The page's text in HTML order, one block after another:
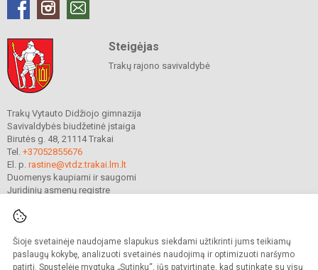
Šioje svetainėje naudojame slapukus siekdami užtikrinti jums teikiamų
paslaugų kokybę, analizuoti svetainės naudojimą ir optimizuoti naršymo
patirtį. Spustelėję mygtuką „Sutinku“, jūs patvirtinate, kad sutinkate su visų
Steigėjas
Trakų rajono savivaldybė
Trakų Vytauto Didžiojo gimnazija
Savivaldybės biudžetinė įstaiga
Birutės g. 48, 21114 Trakai
Tel. +37052855676
El. p. rastine@vtdz.trakai.lm.lt
Duomenys kaupiami ir saugomi
Juridinių asmenų registre
© 2021. Trakų Vytauto Didžiojo gimnazija. Visos teisės saugomos.
Kopijuoti turinį be raštiško gimnazijos sutikimo griežtai draudžiama.